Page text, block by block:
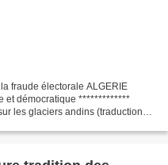
fraude électorale ALGERIE
et démocratique *************
les glaciers andins (traduction